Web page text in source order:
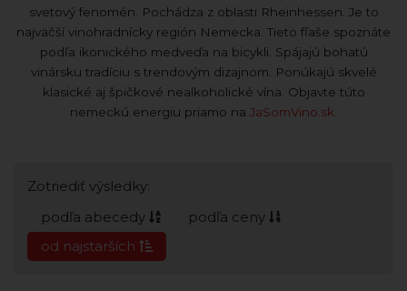
svetový fenomén. Pochádza z oblasti Rheinhessen. Je to
najväčší vinohradnícky región Nemecka. Tieto fľaše spoznáte
podľa ikonického medveďa na bicykli. Spájajú bohatú
vinársku tradíciu s trendovým dizajnom. Ponúkajú skvelé
klasické aj špičkové nealkoholické vína. Objavte túto
nemeckú energiu priamo na JaSomVino.sk.
Zotriediť výsledky:
podľa abecedy
podľa ceny
od najstarších